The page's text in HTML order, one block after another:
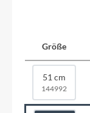
Größe
51 cm
144992